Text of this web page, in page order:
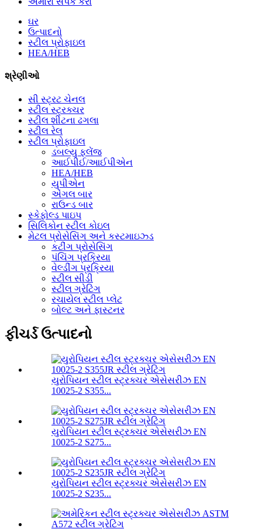
ઘર
ઉત્પાદનો
સ્ટીલ પ્રોફાઇલ
HEA/HEB
શ્રેણીઓ
સી સ્ટ્રટ ચેનલ
સ્ટીલ સ્ટ્રક્ચર
સ્ટીલ શીટના ઢગલા
સ્ટીલ રેલ
સ્ટીલ પ્રોફાઇલ
ડબલ્યુ ફ્લેંજ
આઈપીઈ/આઈપીએન
HEA/HEB
યુપીએન
એંગલ બાર
રાઉન્ડ બાર
સ્કેફોલ્ડ પાઇપ
સિલિકોન સ્ટીલ કોઇલ
મેટલ પ્રોસેસિંગ અને કસ્ટમાઇઝ્ડ
કટીંગ પ્રોસેસિંગ
પંચિંગ પ્રક્રિયા
વેલ્ડીંગ પ્રક્રિયા
સ્ટીલ સીડી
સ્ટીલ ગ્રેટિંગ
રચાયેલ સ્ટીલ પ્લેટ
બોલ્ટ અને ફાસ્ટનર
ફીચર્ડ ઉત્પાદનો
યુરોપિયન સ્ટીલ સ્ટ્રક્ચર એસેસરીઝ EN
10025-2 S355...
યુરોપિયન સ્ટીલ સ્ટ્રક્ચર એસેસરીઝ EN
10025-2 S275...
યુરોપિયન સ્ટીલ સ્ટ્રક્ચર એસેસરીઝ EN
10025-2 S235...